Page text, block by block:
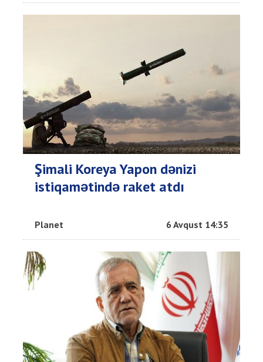
Şimali Koreya Yapon dənizi
istiqamətində raket atdı
Planet 6 Avqust 14:35